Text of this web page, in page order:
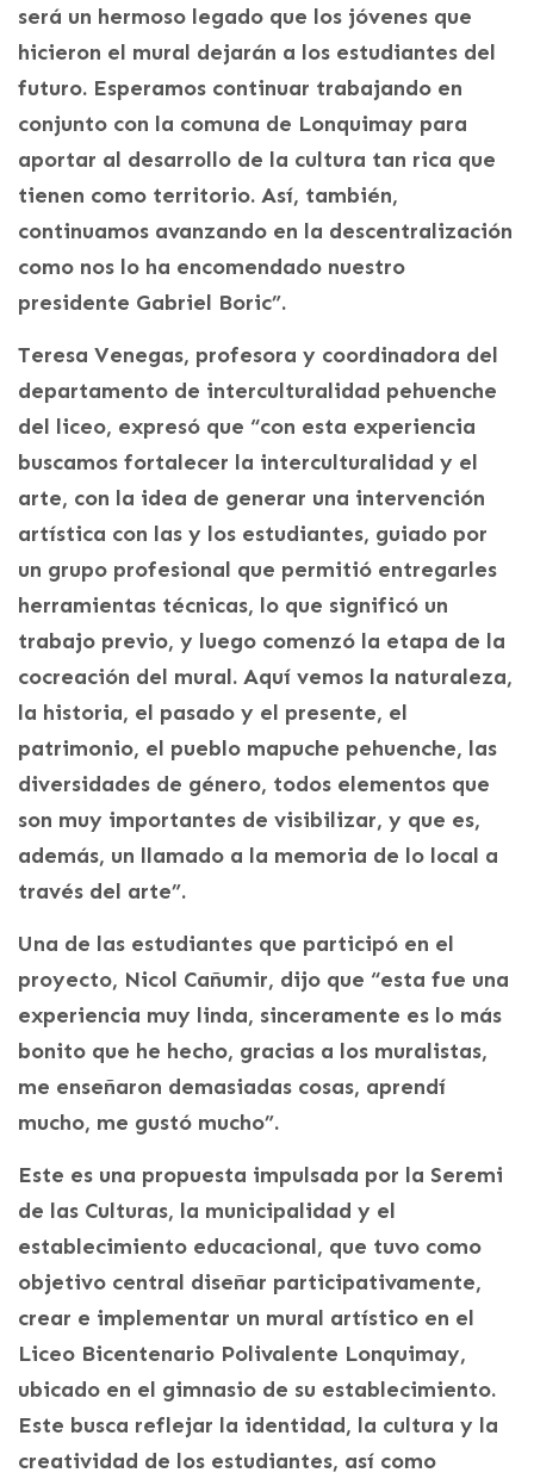
será un hermoso legado que los jóvenes que
hicieron el mural dejarán a los estudiantes del
futuro. Esperamos continuar trabajando en
conjunto con la comuna de Lonquimay para
aportar al desarrollo de la cultura tan rica que
tienen como territorio. Así, también,
continuamos avanzando en la descentralización
como nos lo ha encomendado nuestro
presidente Gabriel Boric”.
Teresa Venegas, profesora y coordinadora del
departamento de interculturalidad pehuenche
del liceo, expresó que “con esta experiencia
buscamos fortalecer la interculturalidad y el
arte, con la idea de generar una intervención
artística con las y los estudiantes, guiado por
un grupo profesional que permitió entregarles
herramientas técnicas, lo que significó un
trabajo previo, y luego comenzó la etapa de la
cocreación del mural. Aquí vemos la naturaleza,
la historia, el pasado y el presente, el
patrimonio, el pueblo mapuche pehuenche, las
diversidades de género, todos elementos que
son muy importantes de visibilizar, y que es,
además, un llamado a la memoria de lo local a
través del arte”.
Una de las estudiantes que participó en el
proyecto, Nicol Cañumir, dijo que “esta fue una
experiencia muy linda, sinceramente es lo más
bonito que he hecho, gracias a los muralistas,
me enseñaron demasiadas cosas, aprendí
mucho, me gustó mucho”.
Este es una propuesta impulsada por la Seremi
de las Culturas, la municipalidad y el
establecimiento educacional, que tuvo como
objetivo central diseñar participativamente,
crear e implementar un mural artístico en el
Liceo Bicentenario Polivalente Lonquimay,
ubicado en el gimnasio de su establecimiento.
Este busca reflejar la identidad, la cultura y la
creatividad de los estudiantes, así como